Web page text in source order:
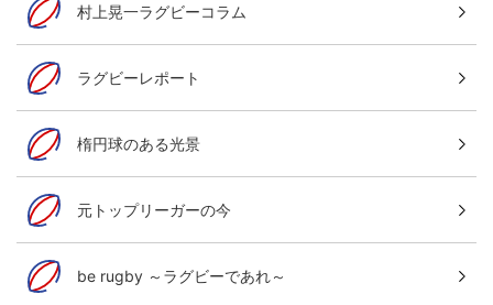
村上晃一ラグビーコラム
ラグビーレポート
楕円球のある光景
元トップリーガーの今
be rugby ～ラグビーであれ～